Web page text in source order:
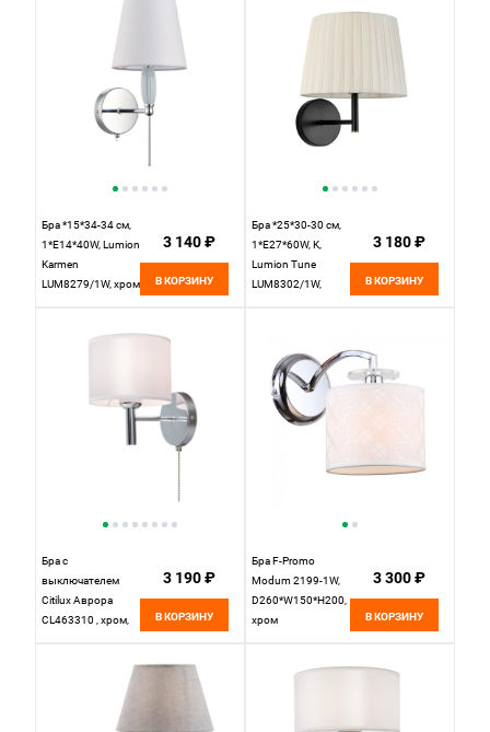
Бра *15*34-34 см,
1*E14*40W, Lumion
Karmen
LUM8279/1W, хром
3 140 ₽
В КОРЗИНУ
Бра *25*30-30 см,
1*Е27*60W, K,
Lumion Tune
LUM8302/1W,
3 180 ₽
В КОРЗИНУ
Бра с
выключателем
Citilux Аврора
CL463310 , хром,
3 190 ₽
В КОРЗИНУ
Бра F-Promo
Modum 2199-1W,
D260*W150*H200,
хром
3 300 ₽
В КОРЗИНУ